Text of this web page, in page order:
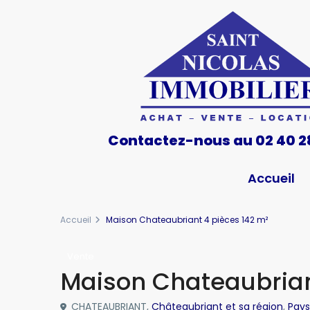
Contactez-nous au 02 40
Accueil
Accueil Maison Chateaubriant 4 pièces 142 m²
Maison
CHATEAUBRIANT, Châteaubriant et sa région,